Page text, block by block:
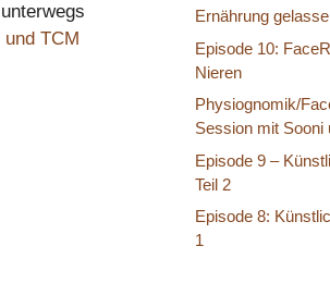
TCM
Ernährung
Episode 10:
Nieren
Physiognomik/
Session mit Sooni
Episode 9 –
Teil 2
Episode 8:
1